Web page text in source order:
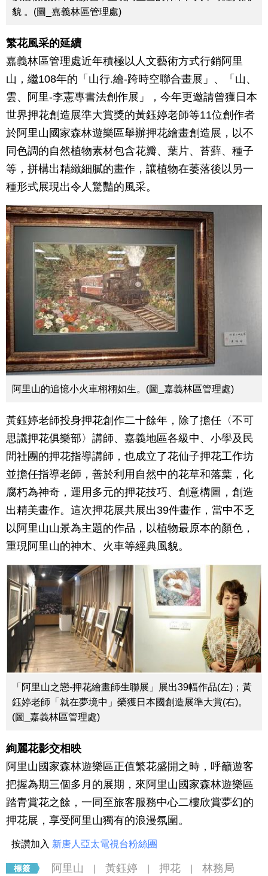
貌 。(圖_嘉義林區管理處)
繁花風采的延續
嘉義林區管理處近年積極以人文藝術方式行銷阿里
山，繼108年的「山行.繪-跨時空聯合畫展」、「山、
雲、阿里-李憲專書法創作展」，今年更邀請曾獲日本
世界押花創造展準大賞獎的黃鈺婷老師等11位創作者
於阿里山國家森林遊樂區舉辦押花繪畫創造展，以不
同色調的自然植物素材包含花瓣、葉片、苔蘚、種子
等，拼構出精緻細膩的畫作，讓植物在萎落後以另一
種形式展現出令人驚豔的風采。
阿里山的追憶小火車栩栩如生。(圖_嘉義林區管理處)
黃鈺婷老師投身押花創作二十餘年，除了擔任〈不可
思議押花俱樂部〉講師、嘉義地區各級中、小學及民
間社團的押花指導講師，也成立了花仙子押花工作坊
並擔任指導老師，善於利用自然中的花草和落葉，化
腐朽為神奇，運用多元的押花技巧、創意構圖，創造
出精美畫作。這次押花展共展出39件畫作，當中不乏
以阿里山山景為主題的作品，以植物最原本的顏色，
重現阿里山的神木、火車等經典風貌。
「阿里山之戀-押花繪畫師生聯展」展出39幅作品(左)；黃
鈺婷老師「就在夢境中」榮獲日本國創造展準大賞(右)。
(圖_嘉義林區管理處)
絢麗花影交相映
阿里山國家森林遊樂區正值繁花盛開之時，呼籲遊客
把握為期三個多月的展期，來阿里山國家森林遊樂區
踏青賞花之餘，一同至旅客服務中心二樓欣賞夢幻的
押花展，享受阿里山獨有的浪漫氛圍。
按讚加入 新唐人亞太電視台粉絲團
阿里山 黃鈺婷 押花 林務局